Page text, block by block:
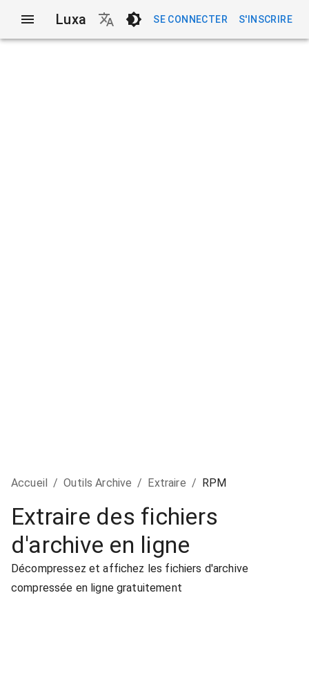
Luxa SE CONNECTER S'INSCRIRE
Accueil / Outils Archive / Extraire / RPM
Extraire des fichiers
d'archive en ligne
Décompressez et affichez les fichiers d'archive
compressée en ligne gratuitement